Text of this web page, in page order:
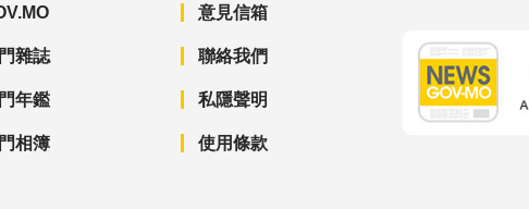
雜誌
年鑑
相簿
意見信箱
聯絡我們
私隱聲明
使用條款